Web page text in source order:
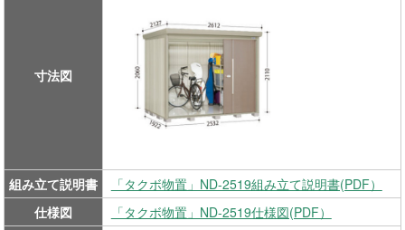
寸法図
組み立て説明書
「タクボ物置」ND-2519組み立て説明書(PDF）
仕様図
「タクボ物置」ND-2519仕様図(PDF）